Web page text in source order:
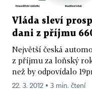
Vláda sleví
dani z příjmu
Největší česká
z příjmu za loňský
než by odpovídalo
22. 3. 2012 ▪ 3 min. čtení